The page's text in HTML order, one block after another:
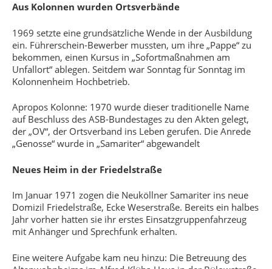
Aus Kolonnen wurden Ortsverbände
1969 setzte eine grundsätzliche Wende in der Ausbildung
ein. Führerschein-Bewerber mussten, um ihre „Pappe“ zu
bekommen, einen Kursus in „Sofortmaßnahmen am
Unfallort“ ablegen. Seitdem war Sonntag für Sonntag im
Kolonnenheim Hochbetrieb.
Apropos Kolonne: 1970 wurde dieser traditionelle Name
auf Beschluss des ASB-Bundestages zu den Akten gelegt,
der „OV“, der Ortsverband ins Leben gerufen. Die Anrede
„Genosse“ wurde in „Samariter“ abgewandelt
Neues Heim in der Friedelstraße
Im Januar 1971 zogen die Neuköllner Samariter ins neue
Domizil Friedelstraße, Ecke Weserstraße. Bereits ein halbes
Jahr vorher hatten sie ihr erstes Einsatzgruppenfahrzeug
mit Anhänger und Sprechfunk erhalten.
Eine weitere Aufgabe kam neu hinzu: Die Betreuung des